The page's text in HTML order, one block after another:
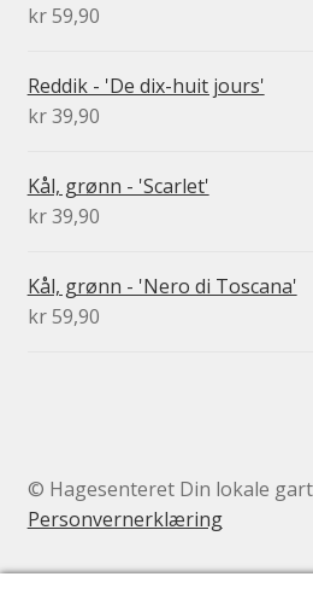
kr59,90
Reddik - 'De dix-huit jours'
kr39,90
Kål, grønn - 'Scarlet'
kr39,90
Kål, grønn - 'Nero di Toscana'
kr59,90
© Hagesenteret Din lokale
Personvernerklæring